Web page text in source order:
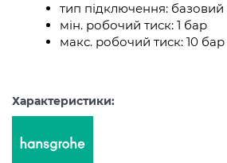
тип підключення:
мін. робочий тиск: 1 бар
макс. робочий тиск: 10 бар
Характеристики: